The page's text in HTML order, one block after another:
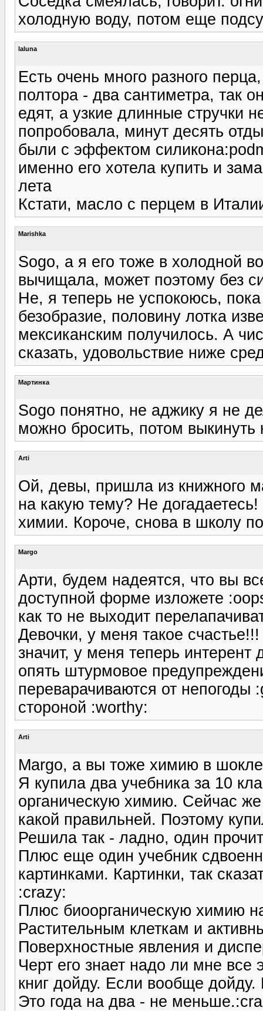
холодную воду, потом еще
laluna
Есть очень много разного
полтора - два сантиметра, так
едят, а узкие длинные стручки
попробовала, минут десять
были с эффектом
именно его хотела купить и
лета
Кстати, масло с перцем в
Marishka
Sogo, а я его тоже в холодной
вычищала, может поэтому без
Не, я теперь не успокоюсь,
безобразие, половину лотка
мексиканским получилось. А
сказать, удовольствие ниже
Мартинка
Sogo понятно, не аджику я не
можно бросить, потом выкинуть
Arti
Ой, девы, пришла из книжного
на какую тему? Не
химии. Короче, снова в школу
Margo
Арти, будем надеятся, что вы
доступной форме изложете
как то не выходит
Девочки, у меня такое
значит, у меня теперь
опять штурмовое
переварачиваются от непогоды
стороной :worthy:
Arti
Margo, а вы тоже химию в
Я купила два учебника за 10
органическую химию. Сейчас
какой правильней. Поэтому
Решила так - ладно, один
Плюс еще один учебник
картинками. Картинки, так
:crazy:
Плюс биоорганическую химию
Растительным клеткам и
Поверхностные явления и
Черт его знает надо ли мне все
книг дойду. Если вообще
Это года на два - не